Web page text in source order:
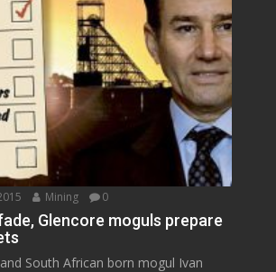
Mining 0
Glencore moguls prepare
and South African born mogul Ivan